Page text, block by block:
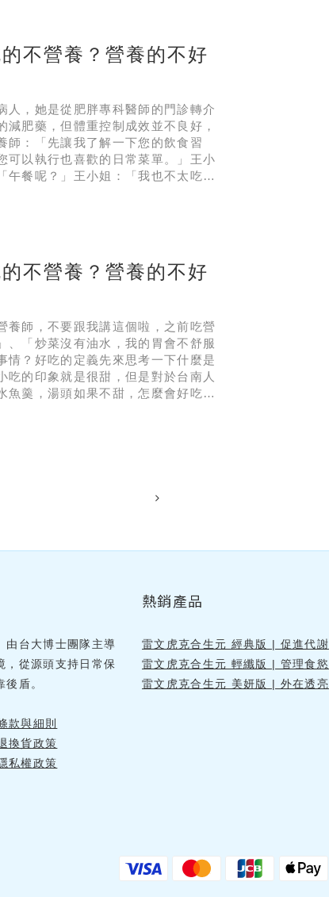
不營養？營養的不好
人，她是從肥胖專科醫師的門診轉介
肥藥，但體重控制成效並不良好，
師：「先讓我了解一下您的飲食習
可以執行也喜歡的日常菜單。」王小
午餐呢？」王小姐：「我也不太吃午
有三、四天會跟姐妹們去飯店吃下
不營養？營養的不好
養師，不要跟我講這個啦，之前吃營
、「炒菜沒有油水，我的胃會不舒服
？好吃的定義先來思考一下什麼是
的印象就是很甜，但是對於台南人
魚羹，湯頭如果不甜，怎麼會好吃
來自五湖四海的爺爺奶奶們有著不
由台大博士團隊主導
，從源頭支持日常保
盾。
款與細則
換貨政策
私權政策
熱銷產品
雷文虎克合生元 經典版 | 促進代謝
雷文虎克合生元 輕纖版 | 管理食慾
雷文虎克合生元 美妍版 | 外在透亮